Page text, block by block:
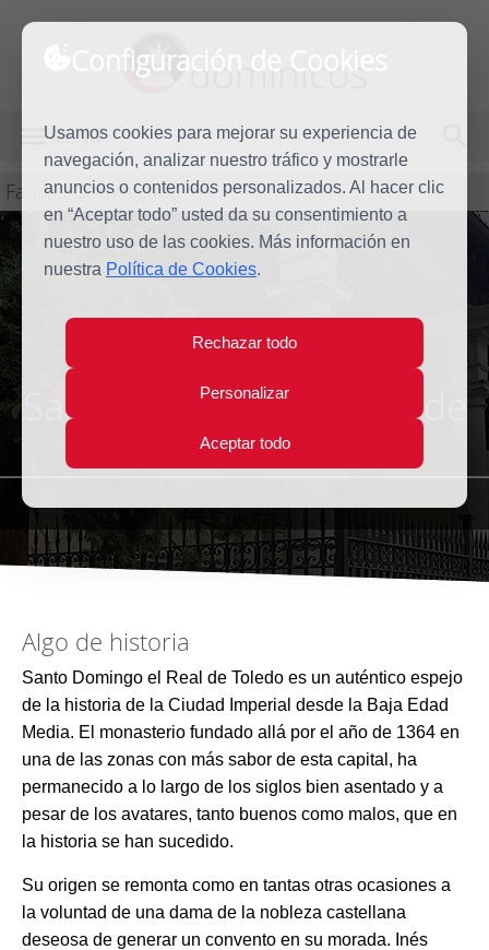
Configuración de Cookies
Usamos cookies para mejorar su experiencia de
navegación, analizar nuestro tráfico y mostrarle
anuncios o contenidos personalizados. Al hacer clic
en “Aceptar todo” usted da su consentimiento a
nuestro uso de las cookies. Más información en
nuestra Política de Cookies.
Rechazar todo
Personalizar
Aceptar todo
dominicos
MENÚ
Familia Dominicana
Santo Domingo el Real de
Toledo
Algo de historia
Santo Domingo el Real de Toledo es un auténtico espejo
de la historia de la Ciudad Imperial desde la Baja Edad
Media. El monasterio fundado allá por el año de 1364 en
una de las zonas con más sabor de esta capital, ha
permanecido a lo largo de los siglos bien asentado y a
pesar de los avatares, tanto buenos como malos, que en
la historia se han sucedido.
Su origen se remonta como en tantas otras ocasiones a
la voluntad de una dama de la nobleza castellana
deseosa de generar un convento en su morada. Inés